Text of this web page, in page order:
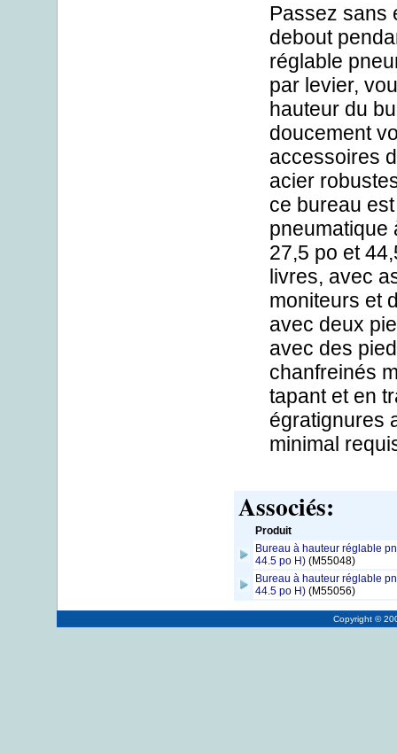
Passez sans
debout
réglable
par levier,
hauteur du
doucement
accessoires
acier
ce bureau
pneumatique
27,5 po et
livres, avec
moniteurs et
avec deux
avec des
chanfreinés
tapant et en
égratignures
minimal
Associés:
Produit
Bureau à hauteur réglable
44.5 po H) (M55048)
Bureau à hauteur réglable
44.5 po H) (M55056)
Copyright ©